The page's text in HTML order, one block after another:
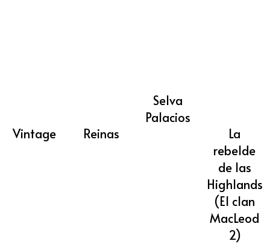
Vintage Reinas
Selva
Palacios
La
rebelde
de las
Highlands
(El clan
MacLeod
2)